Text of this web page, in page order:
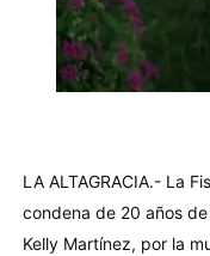
LA ALTAGRACIA.- La
condena de 20 años
Kelly Martínez, por la